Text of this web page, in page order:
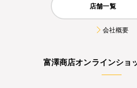
店舗一覧
会社概要
富澤商店オンラインショ